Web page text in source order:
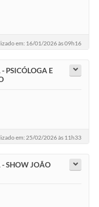
em: 16/01/2026 às 09h16
PSICÓLOGA E
em: 25/02/2026 às 11h33
- SHOW JOÃO